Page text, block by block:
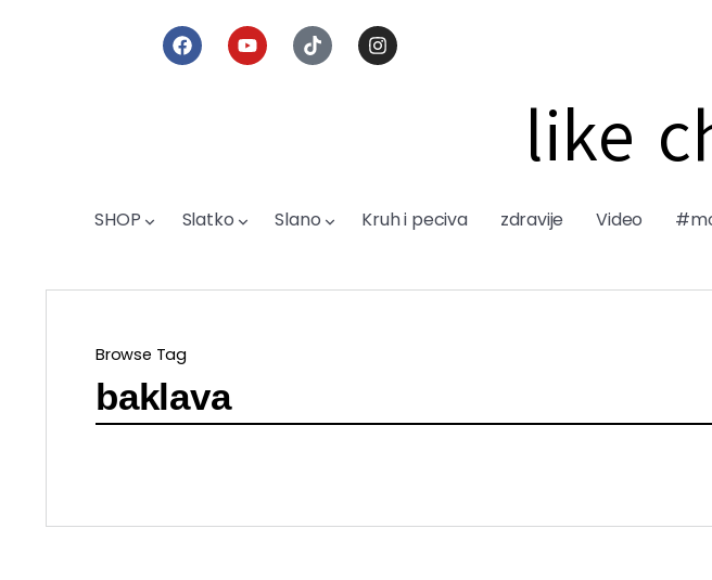
like
SHOP Slatko Slano Kruh i peciva zdravije Video
Browse Tag
baklava